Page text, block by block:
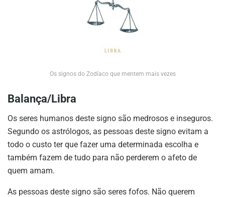
Os signos do Zodíaco que mentem mais vezes
Balança/Libra
Os seres humanos deste signo são medrosos e inseguros.
Segundo os astrólogos, as pessoas deste signo evitam a
todo o custo ter que fazer uma determinada escolha e
também fazem de tudo para não perderem o afeto de
quem amam.
As pessoas deste signo são seres fofos. Não querem